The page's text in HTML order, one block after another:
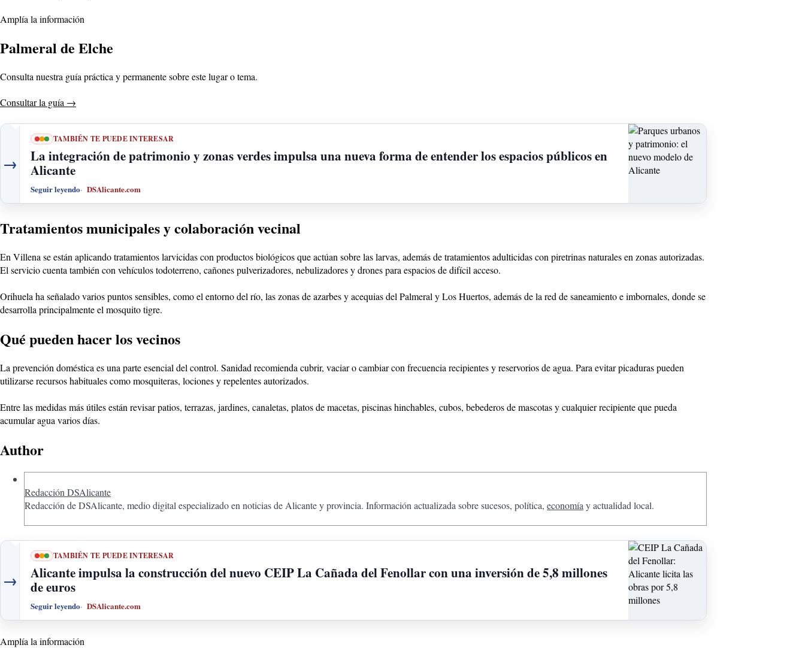
Amplía la información
Palmeral de Elche
Consulta nuestra guía práctica y permanente sobre este lugar o tema.
Consultar la guía →
→
TAMBIÉN TE PUEDE INTERESAR
La integración de patrimonio y zonas verdes impulsa una nueva forma de entender los espacios públicos en
Alicante
Seguir leyendo DSAlicante.com
Tratamientos municipales y colaboración vecinal
En Villena se están aplicando tratamientos larvicidas con productos biológicos que actúan sobre las larvas, además de tratamientos adulticidas con piretrinas naturales en zonas autorizadas.
El servicio cuenta también con vehículos todoterreno, cañones pulverizadores, nebulizadores y drones para espacios de difícil acceso.
Orihuela ha señalado varios puntos sensibles, como el entorno del río, las zonas de azarbes y acequias del Palmeral y Los Huertos, además de la red de saneamiento e imbornales, donde se
desarrolla principalmente el mosquito tigre.
Qué pueden hacer los vecinos
La prevención doméstica es una parte esencial del control. Sanidad recomienda cubrir, vaciar o cambiar con frecuencia recipientes y reservorios de agua. Para evitar picaduras pueden
utilizarse recursos habituales como mosquiteras, lociones y repelentes autorizados.
Entre las medidas más útiles están revisar patios, terrazas, jardines, canaletas, platos de macetas, piscinas hinchables, cubos, bebederos de mascotas y cualquier recipiente que pueda
acumular agua varios días.
Author
Redacción DSAlicante
Redacción de DSAlicante, medio digital especializado en noticias de Alicante y provincia. Información actualizada sobre sucesos, política, economíay actualidad local.
→
TAMBIÉN TE PUEDE INTERESAR
Alicante impulsa la construcción del nuevo CEIP La Cañada del Fenollar con una inversión de 5,8 millones
de euros
Seguir leyendo DSAlicante.com
Amplía la información